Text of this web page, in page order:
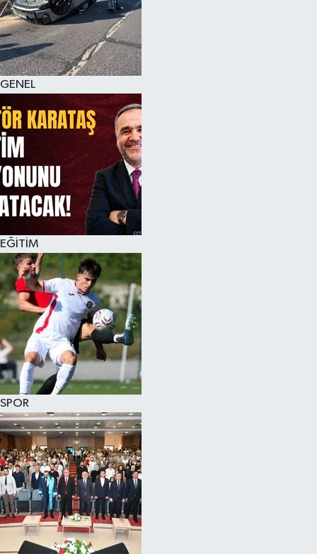
GENEL
EĞİTİM
SPOR
KÜLTÜR SANAT
MAGAZİN
SAĞLIK
SİYASET
SPOR
TEKNOLOJİ
VİZYONDAKİLER
YAŞAM